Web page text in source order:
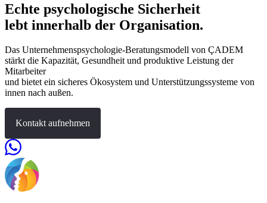
Echte psychologische Sicherheit
lebt innerhalb der Organisation.
Das Unternehmenspsychologie-Beratungsmodell von ÇADEM
stärkt die Kapazität, Gesundheit und produktive Leistung der
Mitarbeiter
und bietet ein sicheres Ökosystem und Unterstützungssysteme von
innen nach außen.
Kontakt aufnehmen